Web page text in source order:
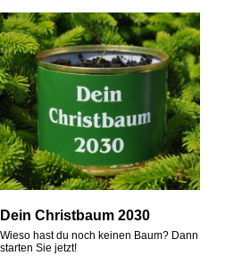
Dein Christbaum 2030
Wieso hast du noch keinen Baum? Dann
starten Sie jetzt!